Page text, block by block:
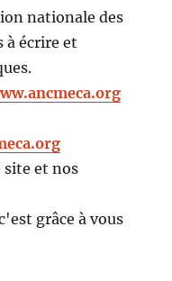
nationale des
à écrire et
site et nos
grâce à vous